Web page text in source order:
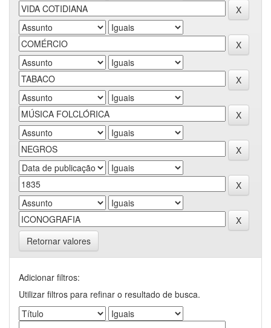
Retornar valores
Adicionar filtros:
Utilizar filtros para refinar o resultado de busca.